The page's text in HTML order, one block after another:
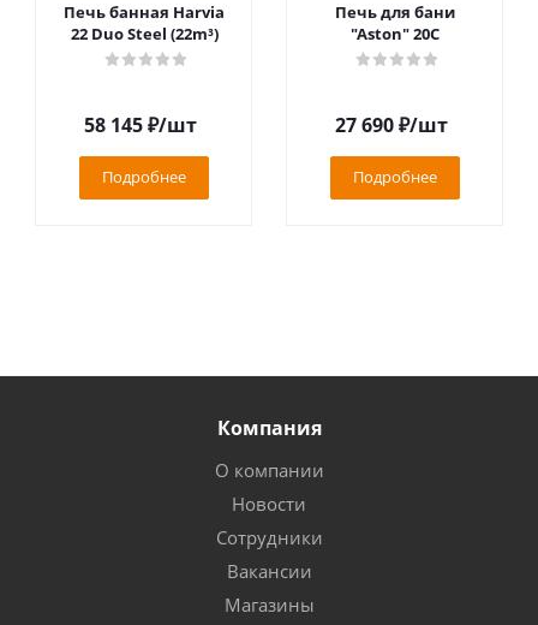
Печь банная Harvia
22 Duo Steel (22m³)
58 145₽/шт
Подробнее
Печь для бани
"Aston" 20С
27 690₽/шт
Подробнее
Компания
О компании
Новости
Сотрудники
Вакансии
Магазины